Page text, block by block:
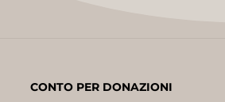
CONTO PER DONAZIONI